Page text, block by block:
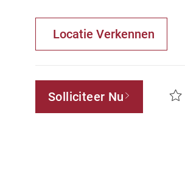
Locatie Verkennen
Solliciteer Nu